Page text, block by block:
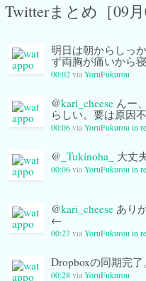
Twitterまとめ［09月
明日は朝からしっ
ず両胸が痛いから
00:02 via YoruFukurou
@kari_cheese んー
らしい。要は原因
00:06 via YoruFukurou in
@ _Tukinoha_ 大丈
00:06 via YoruFukurou in
@kari_cheese あり
←
00:27 via YoruFukurou in
Dropboxの同期完了。
00:28 via YoruFukurou